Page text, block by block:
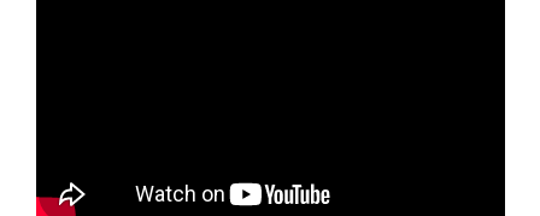
Deportes Locales